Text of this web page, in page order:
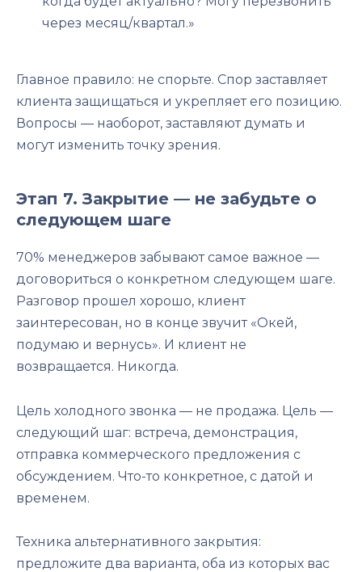
через месяц/квартал.»
Главное правило: не спорьте. Спор заставляет
клиента защищаться и укрепляет его позицию.
Вопросы — наоборот, заставляют думать и
могут изменить точку зрения.
Этап 7. Закрытие — не забудьте о
следующем шаге
70% менеджеров забывают самое важное —
договориться о конкретном следующем шаге.
Разговор прошел хорошо, клиент
заинтересован, но в конце звучит «Окей,
подумаю и вернусь». И клиент не
возвращается. Никогда.
Цель холодного звонка — не продажа. Цель —
следующий шаг: встреча, демонстрация,
отправка коммерческого предложения с
обсуждением. Что-то конкретное, с датой и
временем.
Техника альтернативного закрытия:
предложите два варианта, оба из которых вас